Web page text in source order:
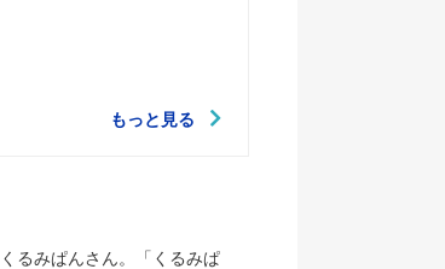
もっと見る
るみぱんさん。「くるみぱ